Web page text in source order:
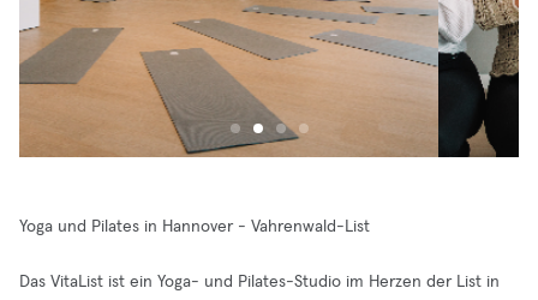
Yoga und Pilates in Hannover - Vahrenwald-List
Das VitaList ist ein Yoga- und Pilates-Studio im Herzen der List in